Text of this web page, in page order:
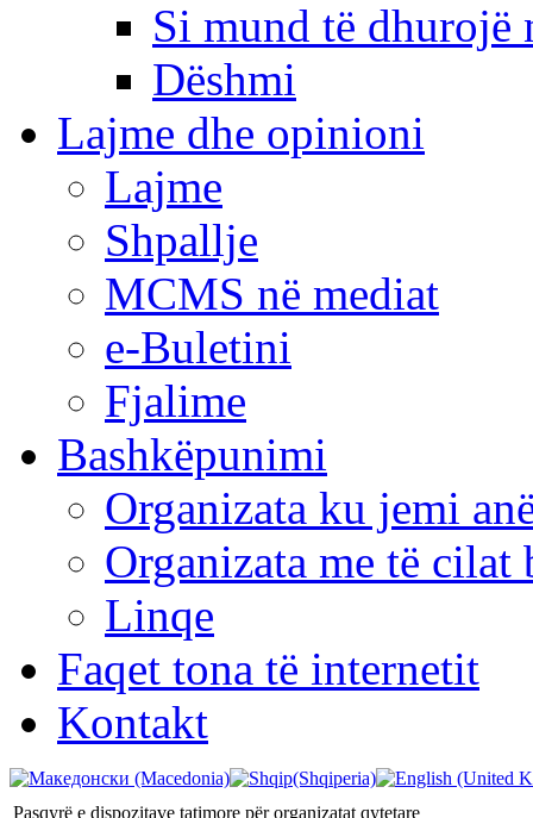
Si mund të dhurojë
Dëshmi
Lajme dhe opinioni
Lajme
Shpallje
MCMS në mediat
e-Buletini
Fjalime
Bashkëpunimi
Organizata ku jemi
Organizata me të cilat
Linqe
Faqet tona të internetit
Kontakt
Pasqyrë e dispozitave tatimore për organizatat qytetare